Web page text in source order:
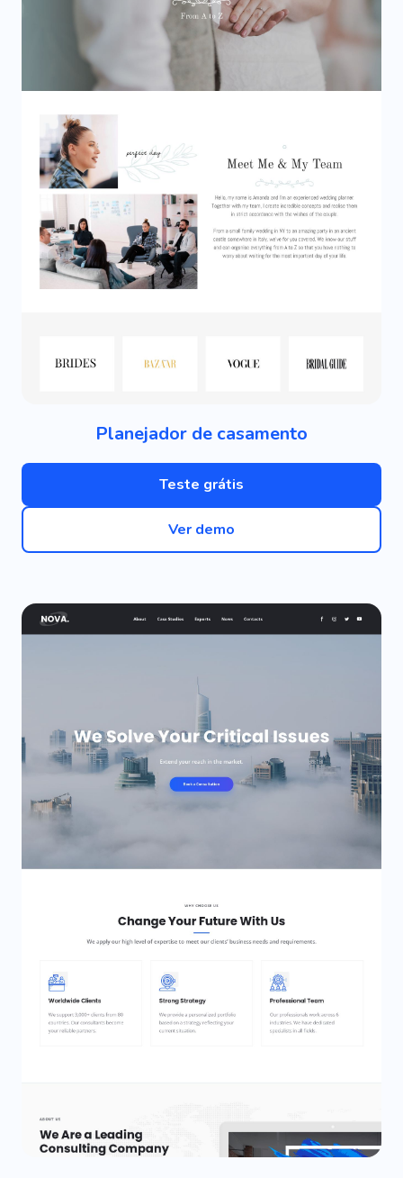
Planejador de casamento
Teste grátis
Ver demo